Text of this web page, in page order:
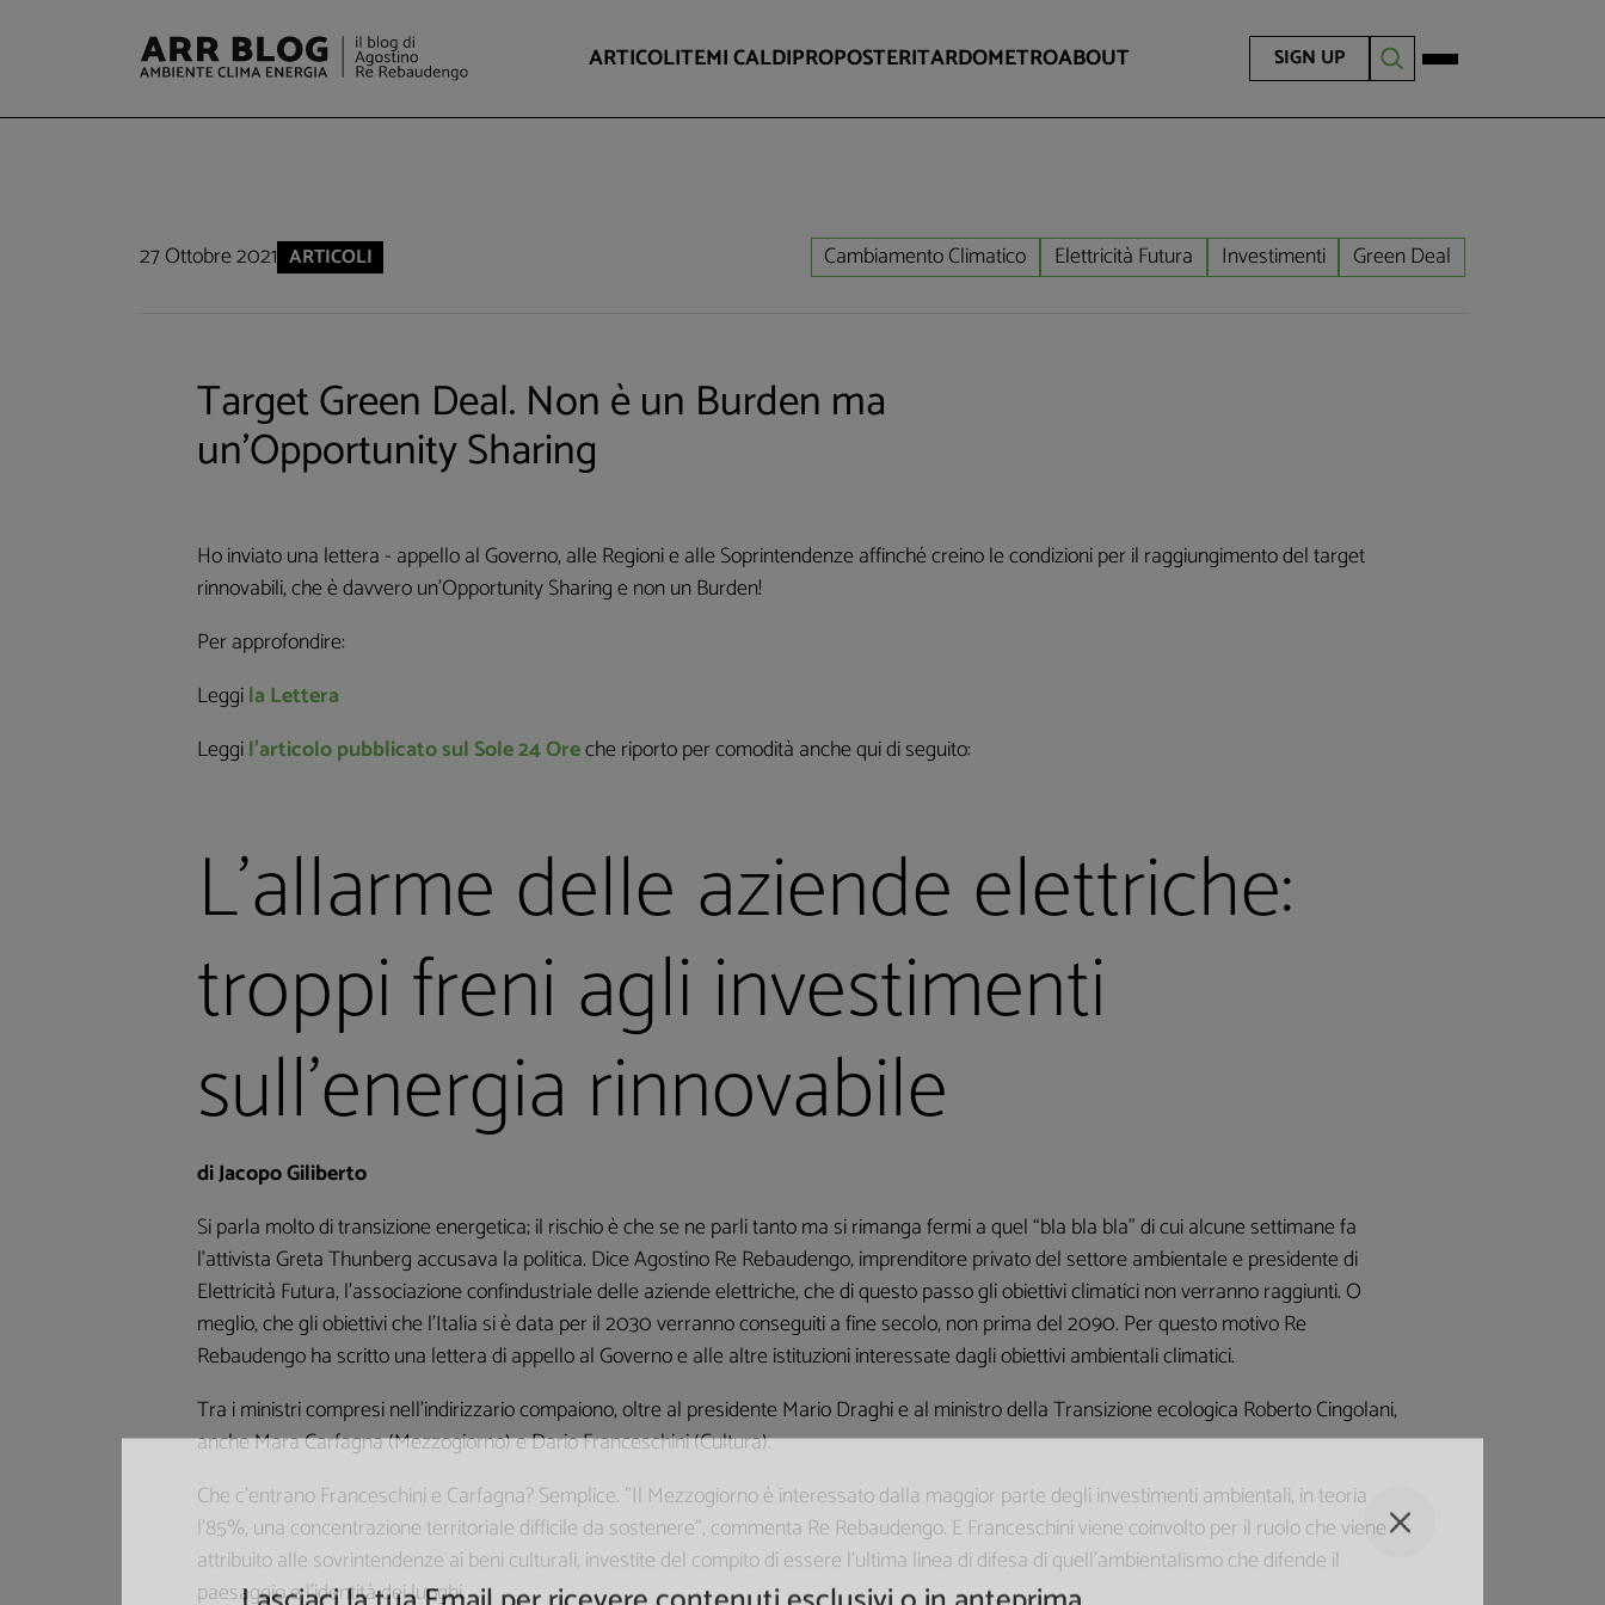
ARTICOLITEMI CALDIPROPOSTERITARDOMETROABOUT SIGN UP
27 Ottobre 2021 ARTICOLI Cambiamento Climatico Elettricità Futura Investimenti Green Deal
Target Green Deal. Non è un Burden ma
un’Opportunity Sharing
Ho inviato una lettera - appello al Governo, alle Regioni e alle Soprintendenze affinché creino le condizioni per il raggiungimento del target
rinnovabili, che è davvero un’Opportunity Sharing e non un Burden!
Per approfondire:
Leggila Lettera
Leggil’articolo pubblicato sul Sole 24 Oreche riporto per comodità anche qui di seguito:
L’allarme delle aziende elettriche:
troppi freni agli investimenti
sull’energia rinnovabile
di Jacopo Giliberto
Si parla molto di transizione energetica; il rischio è che se ne parli tanto ma si rimanga fermi a quel “bla bla bla” di cui alcune settimane fa
l’attivista Greta Thunberg accusava la politica. Dice Agostino Re Rebaudengo, imprenditore privato del settore ambientale e presidente di
Elettricità Futura, l’associazione confindustriale delle aziende elettriche, che di questo passo gli obiettivi climatici non verranno raggiunti. O
meglio, che gli obiettivi che l’Italia si è data per il 2030 verranno conseguiti a fine secolo, non prima del 2090. Per questo motivo Re
Rebaudengo ha scritto una lettera di appello al Governo e alle altre istituzioni interessate dagli obiettivi ambientali climatici.
Tra i ministri compresi nell’indirizzario compaiono, oltre al presidente Mario Draghi e al ministro della Transizione ecologica Roberto Cingolani,
anche Mara Carfagna (Mezzogiorno) e Dario Franceschini (Cultura).
Che c’entrano Franceschini e Carfagna? Semplice. ”Il Mezzogiorno è interessato dalla maggior parte degli investimenti ambientali, in teoria
l’85%, una concentrazione territoriale difficile da sostenere”, commenta Re Rebaudengo. E Franceschini viene coinvolto per il ruolo che viene
attribuito alle sovrintendenze ai beni culturali, investite del compito di essere l’ultima linea di difesa di quell’ambientalismo che difende il
paesaggio e l’identità dei luoghi.